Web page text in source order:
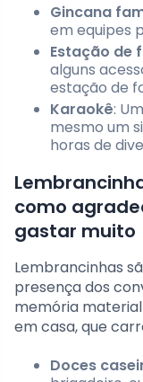
Gincana
em equipes
Estação de
alguns
estação de
Karaokê:
mesmo um
horas de
como
gastar muito
Lembrancinhas
presença dos
memória
em casa, que
Doces